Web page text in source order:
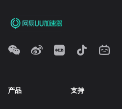
产品 支持